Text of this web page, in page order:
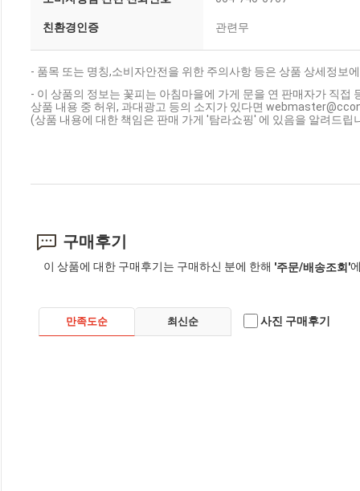
친환경인증 관련무
- 품목 또는 명칭,소비자안전을 위한 주의사항 등은 상품 상세정보
- 이 상품의 정보는 꽃피는 아침마을에 가게 문을 연 판매자가 직접
상품 내용 중 허위, 과대광고 등의 소지가 있다면
(상품 내용에 대한 책임은 판매 가게 '탐라쇼핑' 에 있음을 알려드립
구매후기
이 상품에 대한 구매후기는 구매하신 분에 한해 '주문/배송조회'
만족도순 최신순 사진 구매후기